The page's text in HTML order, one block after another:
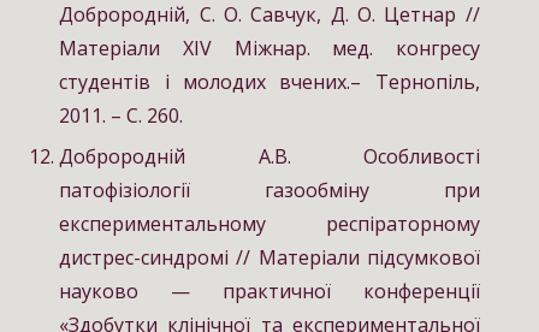
Доброродній, С. О. Савчук, Д. О. Цетнар //
Матеріали XІV Міжнар. мед. конгресу
студентів і молодих вчених.– Тернопіль,
2011. – С. 260.
Доброродній А.В. Особливості
патофізіології газообміну при
експериментальному респіраторному
дистрес-синдромі // Матеріали підсумкової
науково — практичної конференції
«Здобутки клінічної та експериментальної